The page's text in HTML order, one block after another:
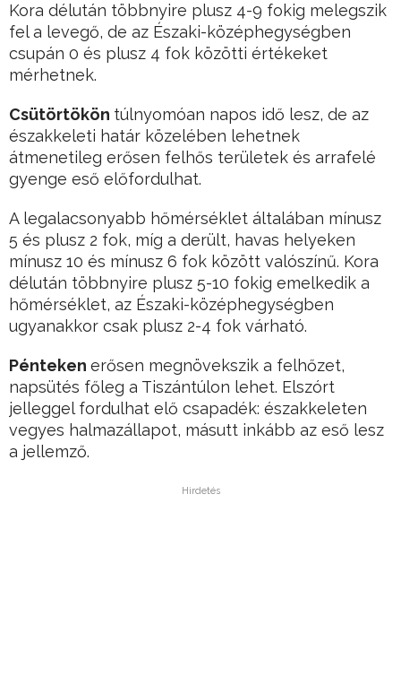
Kora délután többnyire plusz 4-9 fokig melegszik
fel a levegő, de az Északi-középhegységben
csupán 0 és plusz 4 fok közötti értékeket
mérhetnek.
Csütörtökön túlnyomóan napos idő lesz, de az
északkeleti határ közelében lehetnek
átmenetileg erősen felhős területek és arrafelé
gyenge eső előfordulhat.
A legalacsonyabb hőmérséklet általában mínusz
5 és plusz 2 fok, míg a derült, havas helyeken
mínusz 10 és mínusz 6 fok között valószínű. Kora
délután többnyire plusz 5-10 fokig emelkedik a
hőmérséklet, az Északi-középhegységben
ugyanakkor csak plusz 2-4 fok várható.
Pénteken erősen megnövekszik a felhőzet,
napsütés főleg a Tiszántúlon lehet. Elszórt
jelleggel fordulhat elő csapadék: északkeleten
vegyes halmazállapot, másutt inkább az eső lesz
a jellemző.
Hirdetés